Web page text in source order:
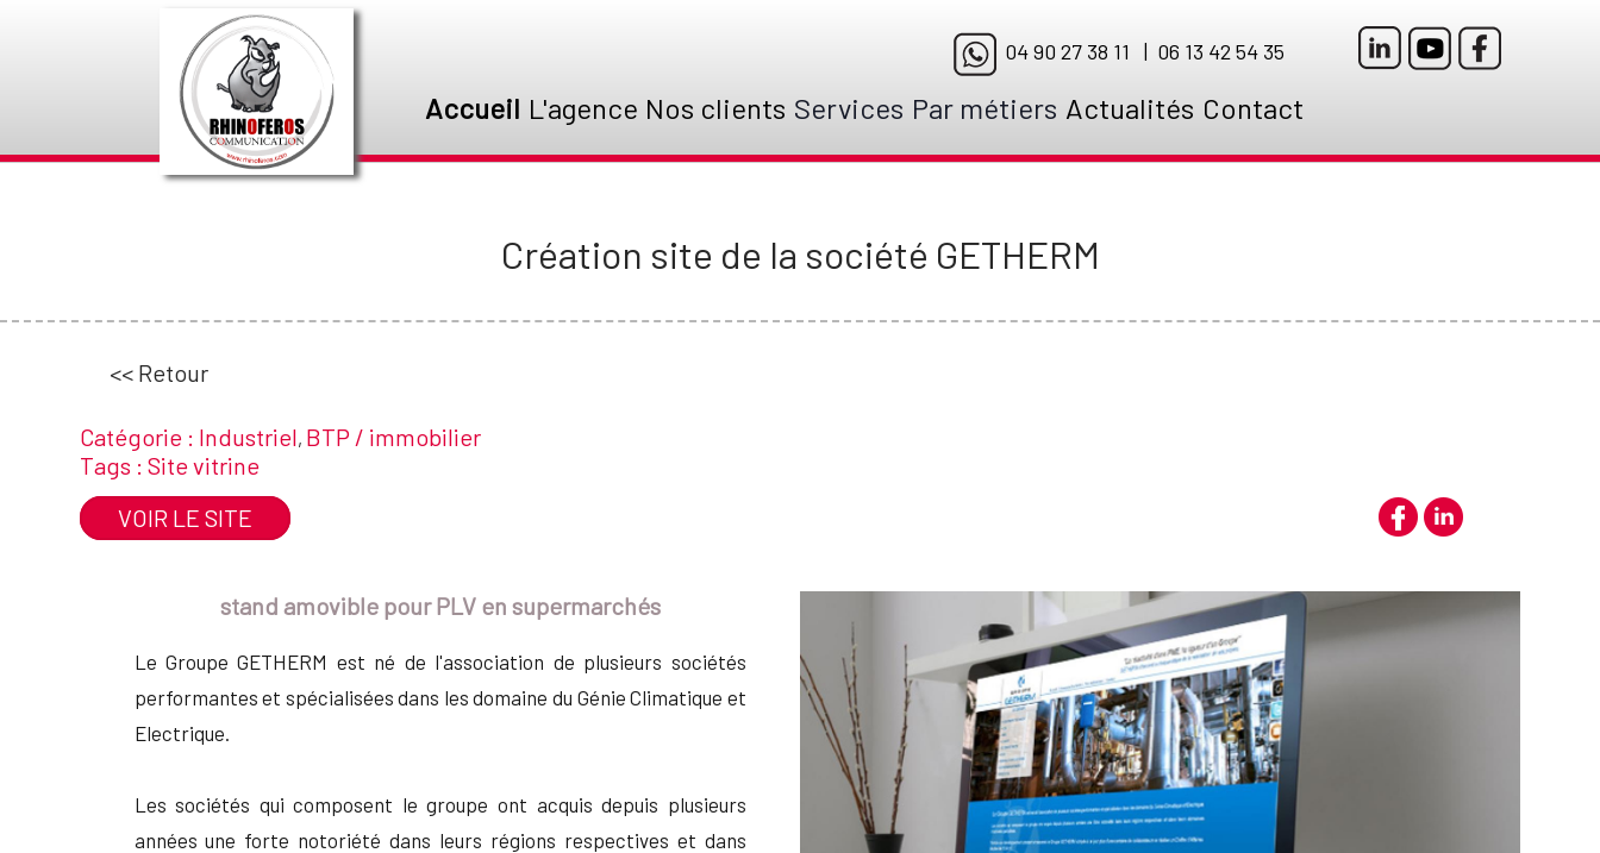
04 90 27 38 11 | 06 13 42 54 35
Accueil L'agence Nos clients Services Par métiers Actualités Contact
Création site de la société GETHERM
<< Retour
Catégorie : Industriel, BTP / immobilier
Tags :Site vitrine
VOIR LE SITE
stand amovible pour PLV en supermarchés
Le Groupe GETHERM est né de l'association de plusieurs sociétés
performantes et spécialisées dans les domaine du Génie Climatique et
Electrique.
Les sociétés qui composent le groupe ont acquis depuis plusieurs
années une forte notoriété dans leurs régions respectives et dans